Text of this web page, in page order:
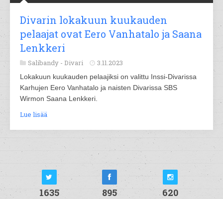
Divarin lokakuun kuukauden
pelaajat ovat Eero Vanhatalo ja Saana
Lenkkeri
Salibandy - Divari 3.11.2023
Lokakuun kuukauden pelaajiksi on valittu Inssi-Divarissa
Karhujen Eero Vanhatalo ja naisten Divarissa SBS
Wirmon Saana Lenkkeri.
Lue lisää
1635 895 620